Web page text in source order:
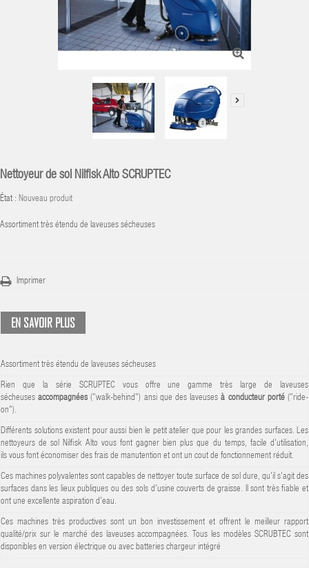
Nettoyeur de sol Nilfisk Alto SCRUPTEC
État : Nouveau produit
Assortiment très étendu de laveuses sécheuses
Imprimer
EN SAVOIR PLUS
Assortiment très étendu de laveuses sécheuses
Rien que la série SCRUPTEC vous offre une gamme très large de laveuses
sécheusesaccompagnées("walk-behind") ansi que des laveusesà conducteur porté("ride-
on").
Différents solutions existent pour aussi bien le petit atelier que pour les grandes surfaces. Les
nettoyeurs de sol Nilfisk Alto vous font gagner bien plus que du temps, facile d'utilisation,
ils vous font économiser des frais de manutention et ont un cout de fonctionnement réduit.
Ces machines polyvalentes sont capables de nettoyer toute surface de sol dure, qu'il s'agit des
surfaces dans les lieux publiques ou des sols d'usine couverts de graisse. Il sont très fiable et
ont une excellente aspiration d'eau.
Ces machines très productives sont un bon investissement et offrent le meilleur rapport
qualité/prix sur le marché des laveuses accompagnées. Tous les modèles SCRUBTEC sont
disponibles en version électrique ou avec batteries chargeur intégré